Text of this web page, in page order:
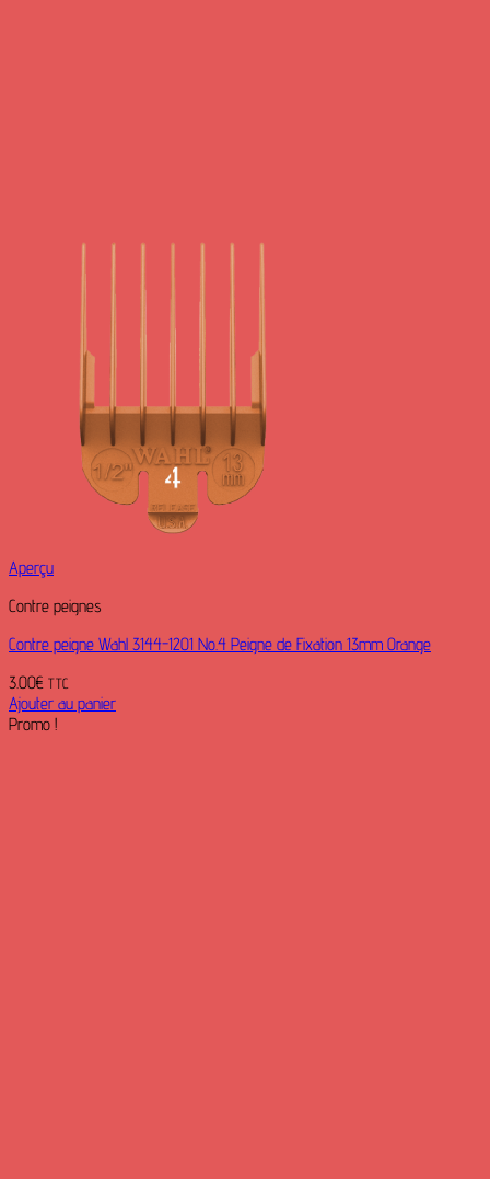
Aperçu
Contre peignes
Contre peigne Wahl 3144-1201 No.4 Peigne de Fixation 13mm Orange
3.00€ TTC
Ajouter au panier
Promo !